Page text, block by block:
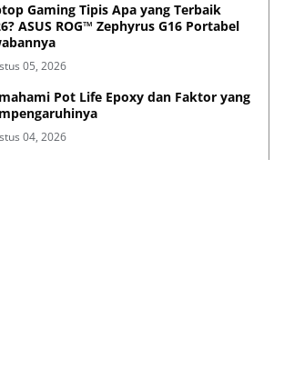
Gaming Tipis Apa yang Terbaik
ASUS ROG™ Zephyrus G16 Portabel
05, 2026
Pot Life Epoxy dan Faktor yang
04, 2026